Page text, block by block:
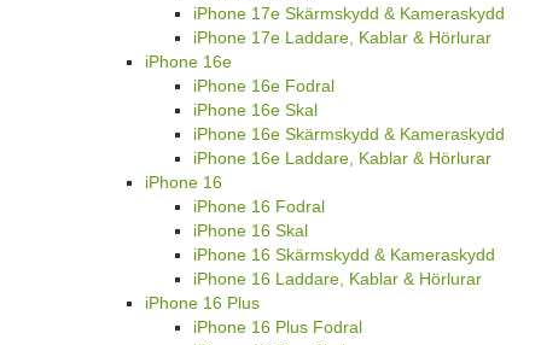
iPhone 17e Skärmskydd & Kameraskydd
iPhone 17e Laddare, Kablar & Hörlurar
iPhone 16e
iPhone 16e Fodral
iPhone 16e Skal
iPhone 16e Skärmskydd & Kameraskydd
iPhone 16e Laddare, Kablar & Hörlurar
iPhone 16
iPhone 16 Fodral
iPhone 16 Skal
iPhone 16 Skärmskydd & Kameraskydd
iPhone 16 Laddare, Kablar & Hörlurar
iPhone 16 Plus
iPhone 16 Plus Fodral